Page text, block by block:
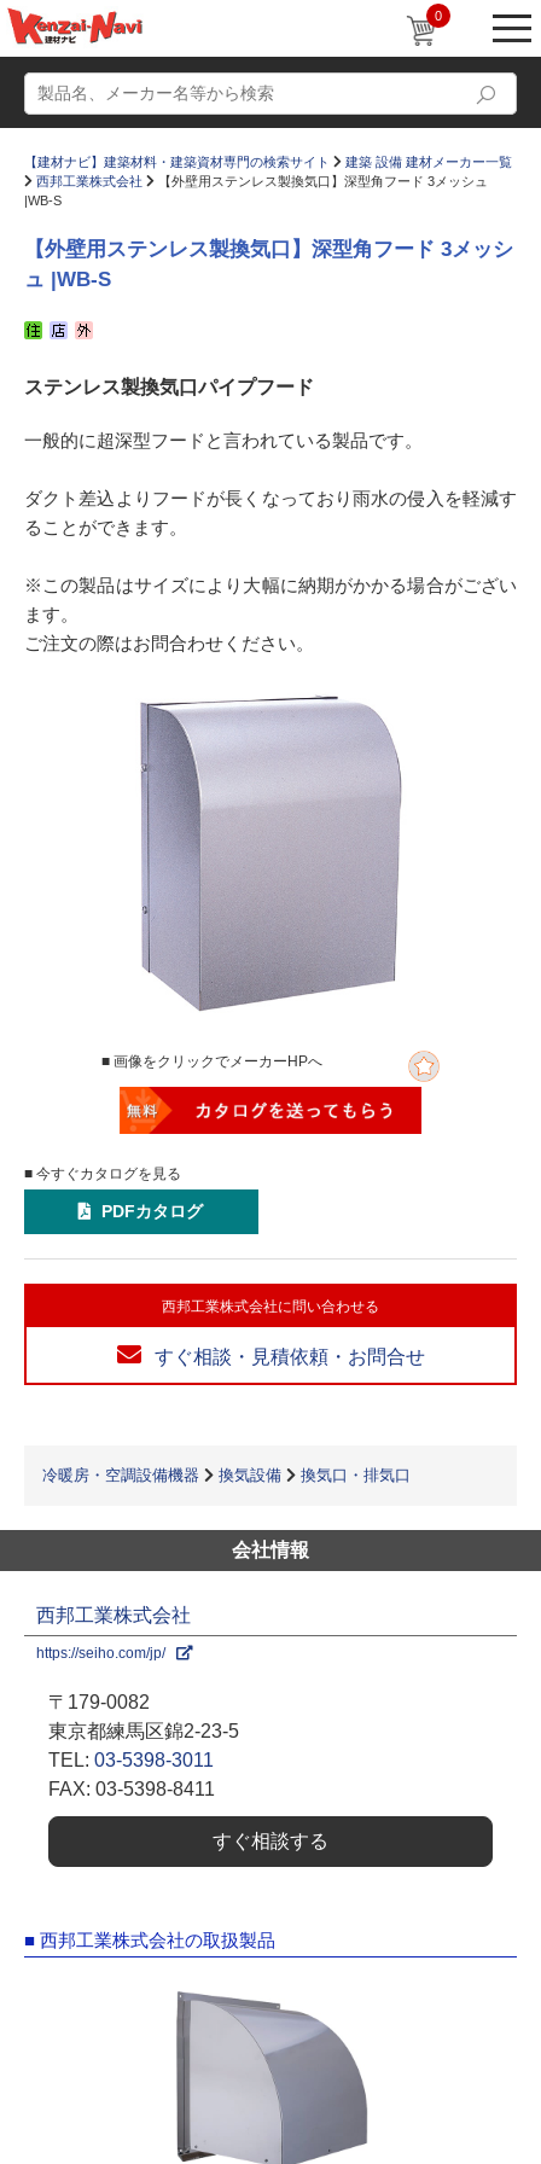
0
すまいリング 設計士インタビュー
Q＆A 販売・施工代理店募集
【建材ナビ】建築材料・建築資材専門の検索サイト
建築 設備 建材メーカー一覧
西邦工業株式会社
【外壁用ステンレス製換気口】深型角フード 3メッシュ
|WB-S
【外壁用ステンレス製換気口】深型角フード 3メッシ
ュ |WB-S
ステンレス製換気口パイプフード
一般的に超深型フードと言われている製品です。
ダクト差込よりフードが長くなっており雨水の侵入を軽減す
ることができます。
※この製品はサイズにより大幅に納期がかかる場合がござい
ます。
ご注文の際はお問合わせください。
■ 画像をクリックでメーカーHPへ
■ 今すぐカタログを見る
PDFカタログ
西邦工業株式会社に問い合わせる
すぐ相談・見積依頼・お問合せ
冷暖房・空調設備機器 換気設備 換気口・排気口
会社情報
西邦工業株式会社
https://seiho.com/jp/
〒179-0082
東京都練馬区錦2-23-5
TEL: 03-5398-3011
FAX: 03-5398-8411
すぐ相談する
■ 西邦工業株式会社の取扱製品